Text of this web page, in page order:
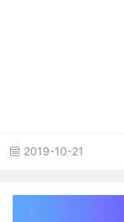
2019-10-21